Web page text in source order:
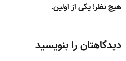
هیچ نظر! یکی از اولین.
دیدگاهتان را بنویسید